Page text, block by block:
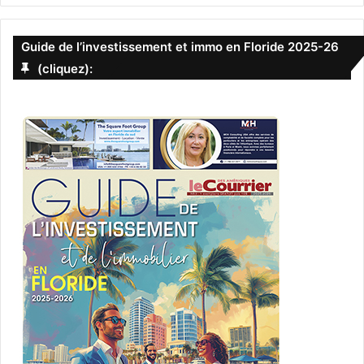
Guide de l’investissement et immo en Floride 2025-26
(cliquez):